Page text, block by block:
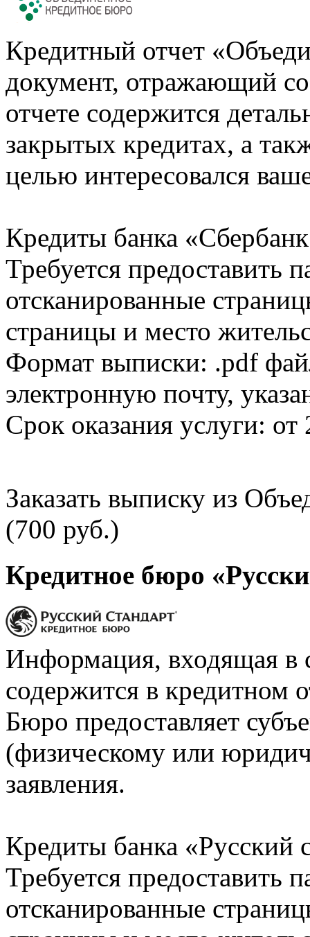
Кредитный отчет
документ, отражающий
отчете содержится
закрытых кредитах, а
целью интересовался
Кредиты банка
Требуется предоставить
отсканированные
страницы и место
Формат выписки: .pdf
электронную почту,
Срок оказания услуги: от
Заказать выписку из
(700 руб.)
Кредитное бюро
Информация, входящая в
содержится в кредитном
Бюро предоставляет
(физическому или
заявления.
Кредиты банка «Русский
Требуется предоставить
отсканированные